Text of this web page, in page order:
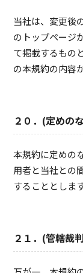
当社は、変更後
のトップページ
て掲載するもの
の本規約の内容
２０．(定めの
本規約に定めの
用者と当社との
することとします
２１．(管轄裁